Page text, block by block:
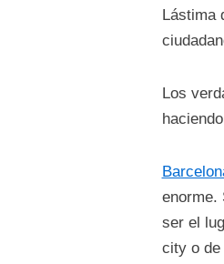
Lástima
Los
enorme.
ser el
city o de